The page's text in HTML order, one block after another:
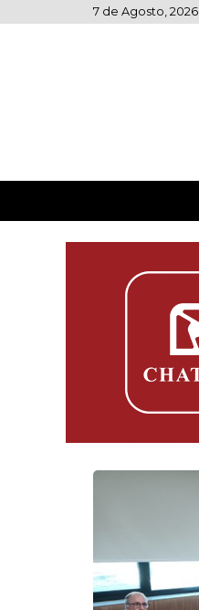
to
7 de Agosto, 2026